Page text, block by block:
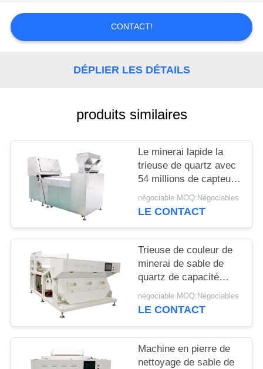
DEMANDEZ
UNE
PRIVACY
POLICY
CONTACT!
DÉPLIER LES DÉTAILS
produits similaires
Le minerai lapide la
trieuse de quartz avec
54 millions de capteur
de CCD de pixels
négociable MOQ:Négociables
LE CONTACT
Trieuse de couleur de
minerai de sable de
quartz de capacité
élevée, trieuse de CCD
d'écran tactile
négociable MOQ:Négociables
LE CONTACT
Machine en pierre de
nettoyage de sable de